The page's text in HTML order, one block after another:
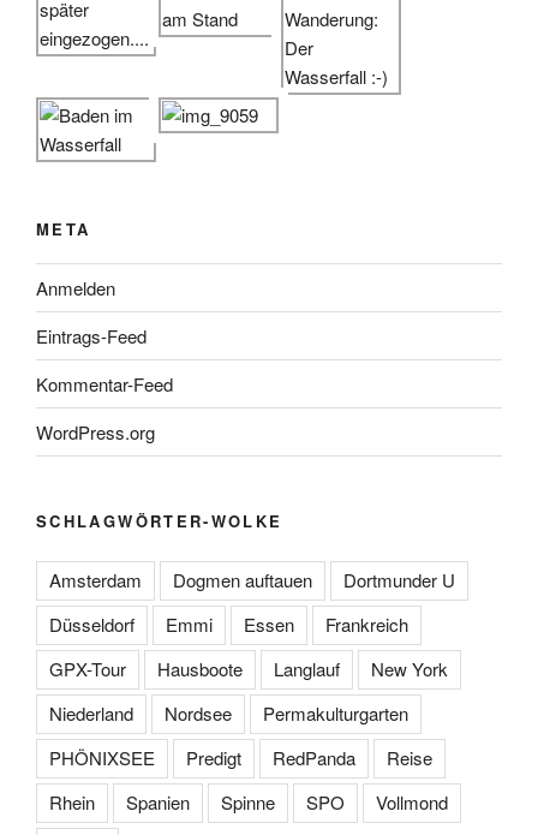
META
Anmelden
Eintrags-Feed
Kommentar-Feed
WordPress.org
SCHLAGWÖRTER-WOLKE
Amsterdam Dogmen auftauen
Dortmunder U
Düsseldorf
Emmi Essen
Frankreich
GPX-Tour
Hausboote Langlauf
New York
Niederland
Nordsee
Permakulturgarten
PHÖNIXSEE
Predigt RedPanda
Reise
Rhein
Spanien Spinne SPO
Vollmond